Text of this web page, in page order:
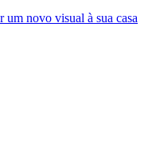
um novo visual à sua casa